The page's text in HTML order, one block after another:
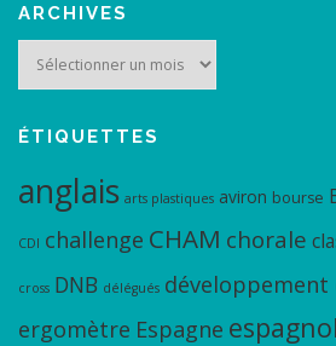
ARCHIVES
ÉTIQUETTES
anglais arts plastiques aviron bourse
CDI challenge CHAM chorale
cross DNB délégués développement
ergomètre Espagne espagnol